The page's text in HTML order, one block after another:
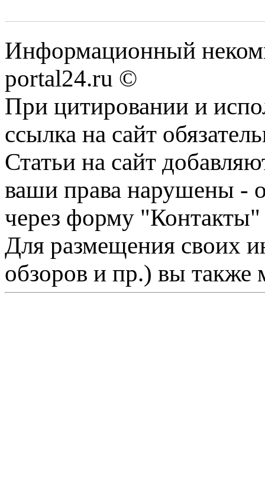
Информационный
portal24.ru ©
При цитировании и
ссылка на сайт
Статьи на сайт
ваши права нарушены -
через форму "Контакты"
Для размещения своих
обзоров и пр.) вы также